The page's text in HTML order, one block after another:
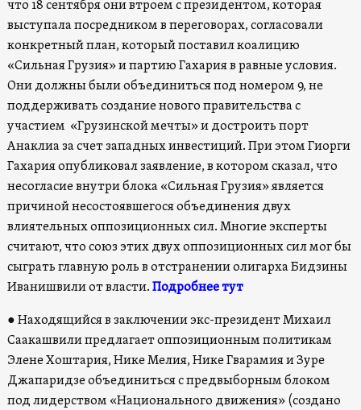
что 18 сентября они втроем с президентом, которая
выступала посредником в переговорах, согласовали
конкретный план, который поставил коалицию
«Сильная Грузия» и партию Гахария в равные условия.
Они должны были объединиться под номером 9, не
поддерживать создание нового правительства с
участием «Грузинской мечты» и достроить порт
Анаклиа за счет западных инвестиций. При этом Гиорги
Гахария опубликовал заявление, в котором сказал, что
несогласие внутри блока «Сильная Грузия» является
причиной несостоявшегося объединения двух
влиятельных оппозиционных сил. Многие эксперты
считают, что союз этих двух оппозиционных сил мог бы
сыграть главную роль в отстранении олигарха Бидзины
Иванишвили от власти. Подробнее тут
● Находящийся в заключении экс-президент Михаил
Саакашвили предлагает оппозиционным политикам
Элене Хоштария, Нике Мелия, Нике Гварамия и Зуре
Джапаридзе объединиться с предвыборным блоком
под лидерством «Национального движения» (создано